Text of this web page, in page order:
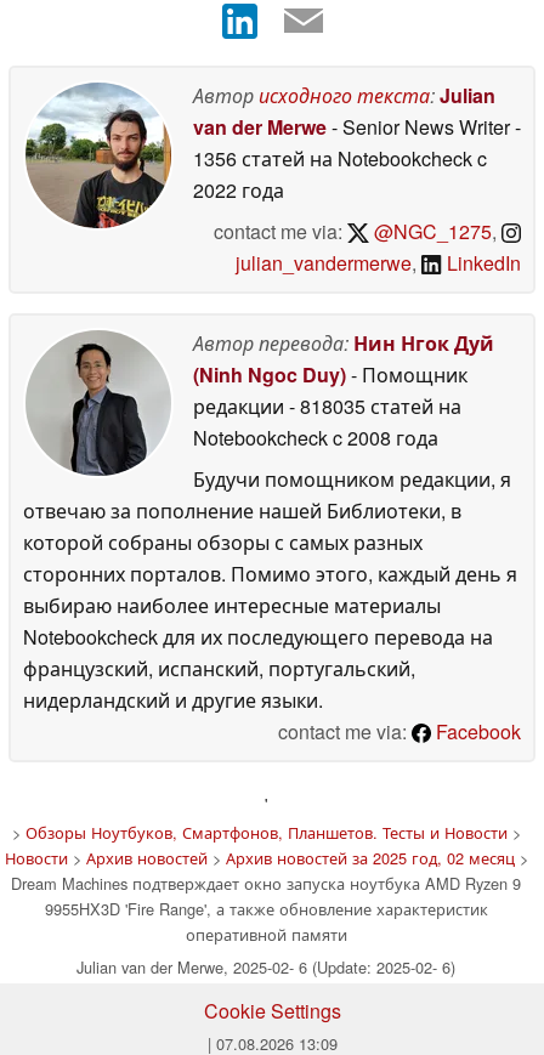
Авторисходного текста:Julian
van der Merwe- Senior News Writer-
1356 статей на Notebookcheckc
2022 года
contact me via:
@NGC_1275,
julian_vandermerwe, LinkedIn
Автор перевода: Нин Нгок Дуй
(Ninh Ngoc Duy)- Помощник
редакции - 818035 статей на
Notebookcheckc 2008 года
Будучи помощником редакции, я
отвечаю за пополнение нашей Библиотеки, в
которой собраны обзоры с самых разных
сторонних порталов. Помимо этого, каждый день я
выбираю наиболее интересные материалы
Notebookcheck для их последующего перевода на
французский, испанский, португальский,
нидерландский и другие языки.
contact me via:
Facebook
'
> Обзоры Ноутбуков, Смартфонов, Планшетов. Тесты и Новости>
Новости> Архив новостей> Архив новостей за 2025 год, 02 месяц >
Dream Machines подтверждает окно запуска ноутбука AMD Ryzen 9
9955HX3D 'Fire Range', а также обновление характеристик
оперативной памяти
Julian van der Merwe, 2025-02- 6 (Update: 2025-02- 6)
Cookie Settings
| 07.08.2026 13:09